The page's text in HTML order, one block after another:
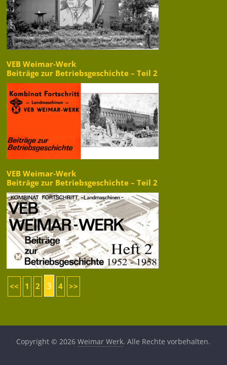
VEB Weimar-Werk
Beiträge zur Betriebsgeschichte – Teil 2
VEB Weimar-Werk
Beiträge zur Betriebsgeschichte – Teil 2
<< 1 2 3 4 >>
Copyright © 2026Weimar Werk. Alle Rechte vorbehalten.